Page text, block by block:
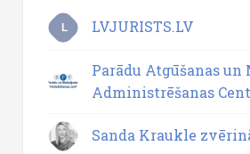
L LVJURISTS.LV
Parādu Atgūšanas un
Administrēšanas
Sanda Kraukle